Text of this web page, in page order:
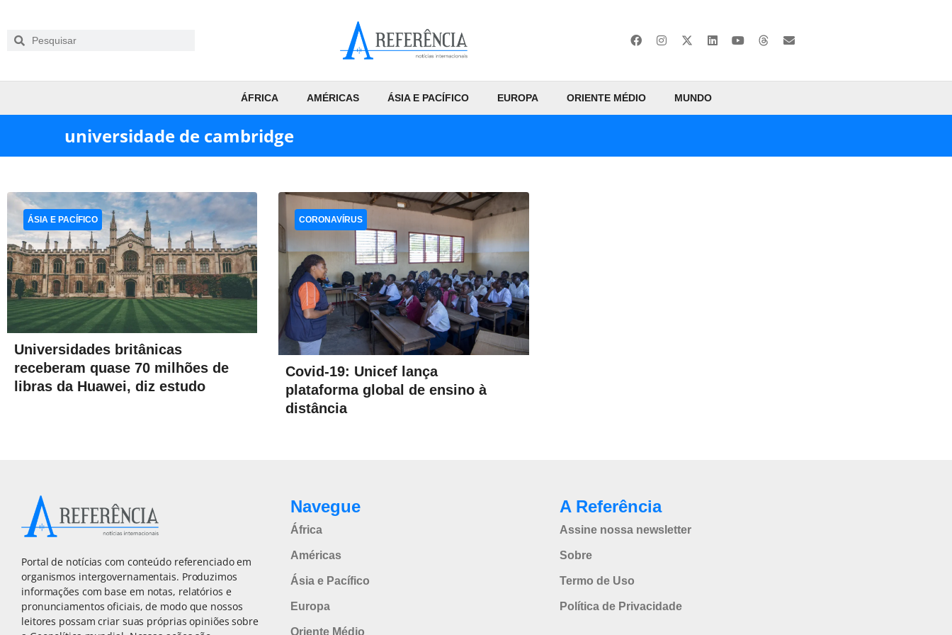
ÁFRICA AMÉRICAS ÁSIA E PACÍFICO EUROPA ORIENTE MÉDIO MUNDO
universidade de cambridge
Universidades britânicas
receberam quase 70 milhões de
libras da Huawei, diz estudo
ÁSIA E PACÍFICO
Covid-19: Unicef lança
plataforma global de ensino à
distância
CORONAVÍRUS
Portal de notícias com conteúdo referenciado em
organismos intergovernamentais. Produzimos
informações com base em notas, relatórios e
pronunciamentos oficiais, de modo que nossos
leitores possam criar suas próprias opiniões sobre
Navegue
África
Américas
Ásia e Pacífico
Europa
Oriente Médio
A Referência
Assine nossa newsletter
Sobre
Termo de Uso
Política de Privacidade